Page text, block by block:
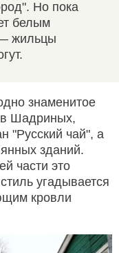
Но пока
белым
жильцы
знаменитое
Шадриных,
"Русский чай", а
зданий.
части это
угадывается
кровли